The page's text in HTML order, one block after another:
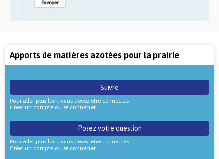
Apports de matières azotées pour la prairie
Suivre
Pour aller plus loin, vous devez être connectés
Créer un compte ou se connecter
Posez votre question
Pour aller plus loin, vous devez être connectés
Créer un compte ou se connecter